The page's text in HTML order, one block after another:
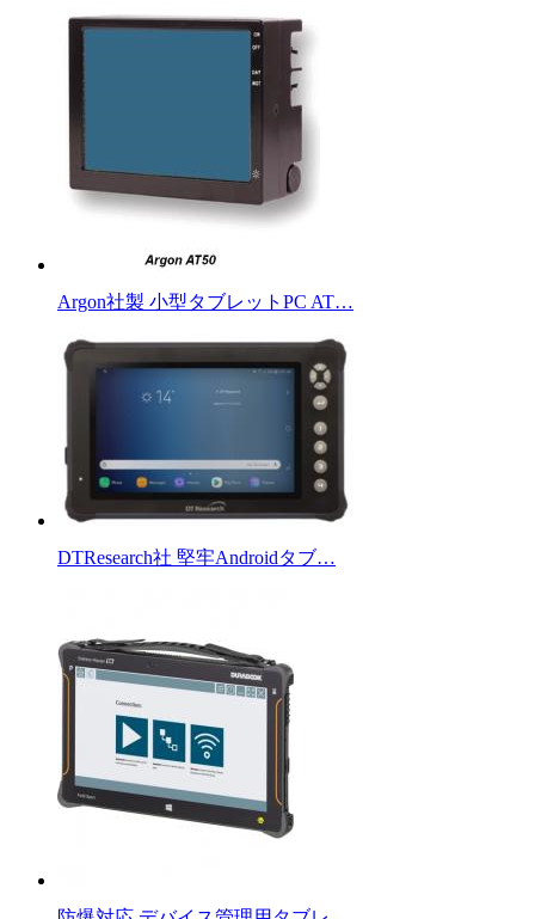
Argon社製 小型タブレットPC AT…
DTResearch社 堅牢Androidタブ…